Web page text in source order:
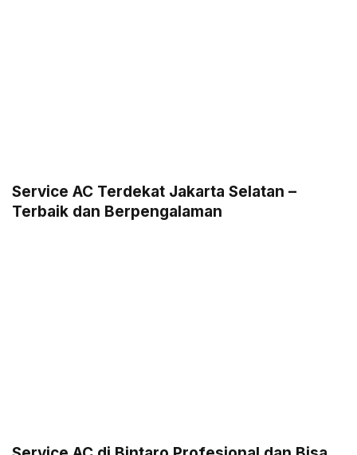
Service AC Terdekat Jakarta Selatan –
Terbaik dan Berpengalaman